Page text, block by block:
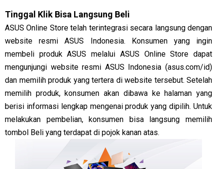
Tinggal Klik Bisa Langsung Beli
ASUS Online Store telah terintegrasi secara langsung dengan
website resmi ASUS Indonesia. Konsumen yang ingin
membeli produk ASUS melalui ASUS Online Store dapat
mengunjungi website resmi ASUS Indonesia (asus.com/id)
dan memilih produk yang tertera di website tersebut. Setelah
memilih produk, konsumen akan dibawa ke halaman yang
berisi informasi lengkap mengenai produk yang dipilih. Untuk
melakukan pembelian, konsumen bisa langsung memilih
tombol Beli yang terdapat di pojok kanan atas.